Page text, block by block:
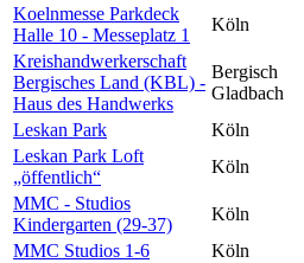
Koelnmesse Parkdeck
Halle 10 - Messeplatz 1
Köln
Kreishandwerkerschaft
Bergisches Land (KBL) -
Haus des Handwerks
Bergisch
Gladbach
Leskan Park Köln
Leskan Park Loft
„öffentlich“
Köln
MMC - Studios
Kindergarten (29-37)
Köln
MMC Studios 1-6
Köln